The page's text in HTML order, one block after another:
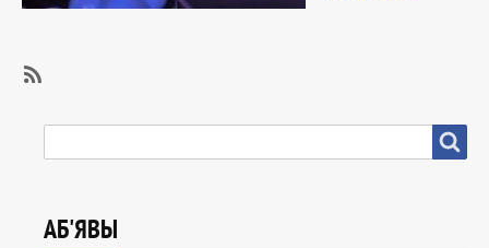
IВР
АБ'ЯВЫ